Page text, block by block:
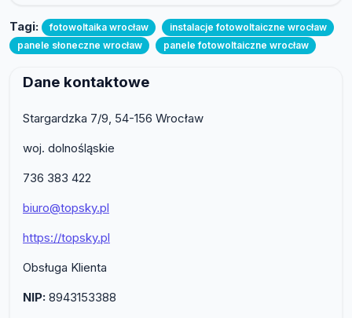
Tagi: fotowoltaika wrocław
instalacje fotowoltaiczne wrocław
panele słoneczne wrocław
panele fotowoltaiczne wrocław
Dane kontaktowe
Stargardzka 7/9, 54-156 Wrocław
woj. dolnośląskie
736 383 422
biuro@topsky.pl
https://topsky.pl
Obsługa Klienta
NIP: 8943153388